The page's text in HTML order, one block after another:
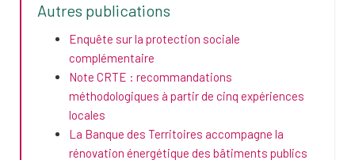
Autres publications
Enquête sur la protection sociale
complémentaire
Note CRTE : recommandations
méthodologiques à partir de cinq expériences
locales
La Banque des Territoires accompagne la
rénovation énergétique des bâtiments publics